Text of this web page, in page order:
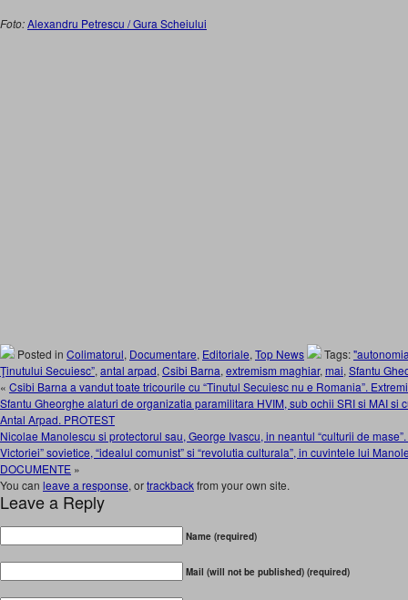
Foto:Alexandru Petrescu / Gura Scheiului
Posted in Colimatorul, Documentare, Editoriale, Top News Tags:
Ţinutului Secuiesc”, antal arpad, Csibi Barna, extremism maghiar, mai, Sfantu
« Csibi Barna a vandut toate tricourile cu “Tinutul Secuiesc nu e Romania”.
Sfantu Gheorghe alaturi de organizatia paramilitara HVIM, sub ochii SRI si MAI si
Antal Arpad. PROTEST
Nicolae Manolescu si protectorul sau, George Ivascu, in neantul “culturii de
Victoriei” sovietice, “idealul comunist” si “revolutia culturala”, in cuvintele lui
DOCUMENTE »
You can leave a response, ortrackbackfrom your own site.
Leave a Reply
Name (required)
Mail (will not be published) (required)